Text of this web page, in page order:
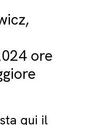
ore
qui il